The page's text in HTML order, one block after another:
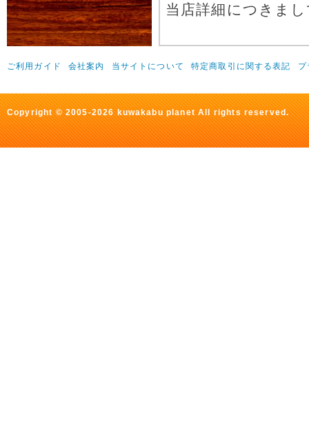
当店詳細につきま
ご利用ガイド 会社案内 当サイトについて 特定商取引に関する表記 プ
Copyright © 2005-2026 kuwakabu planet All rights reserved.